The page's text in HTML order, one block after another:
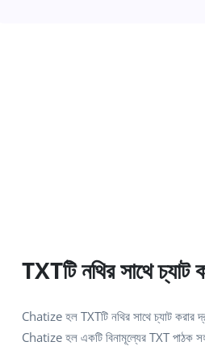
TXTটি নথির সাথে চ্যাট
Chatize হল TXTটি নথির সাথে চ্যাট করার
Chatize হল একটি বিনামূল্যের TXT পাঠক